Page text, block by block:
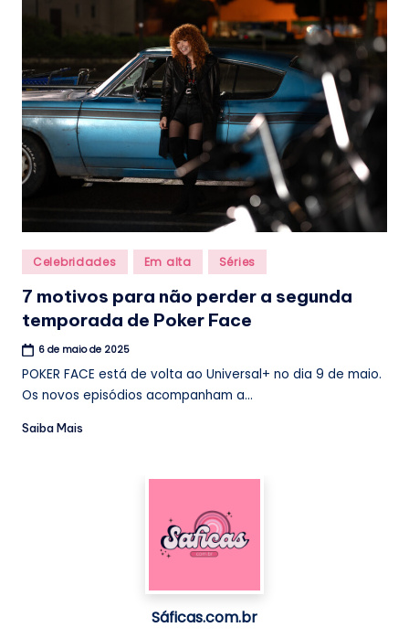
b
r
Posted
in
Celebridades Em alta Séries
7 motivos para não perder a segunda
temporada de Poker Face
6 de maio de 2025
POKER FACE está de volta ao Universal+ no dia 9 de maio.
Os novos episódios acompanham a...
Saiba Mais
Sáficas.com.br